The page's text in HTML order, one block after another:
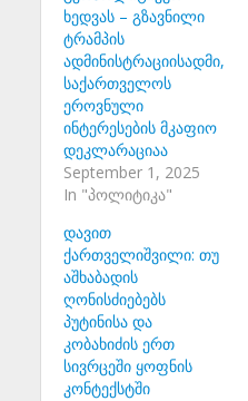
ხედვას – გზავნილი
ტრამპის
ადმინისტრაციისადმი,
საქართველოს
ეროვნული
ინტერესების მკაფიო
დეკლარაციაა
September 1, 2025
In "პოლიტიკა"
დავით
ქართველიშვილი: თუ
აშხაბადის
ღონისძიებებს
პუტინისა და
კობახიძის ერთ
სივრცეში ყოფნის
კონტექსტში